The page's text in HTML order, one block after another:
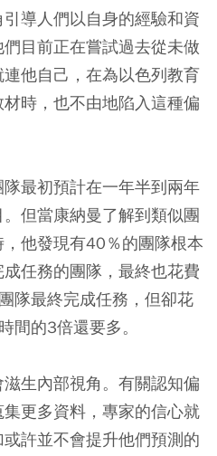
導人們以自身的經驗和資
目前正在嘗試過去從未做
他自己，在為以色列教育
時，也不由地陷入這種偏
最初預計在一年半到兩年
但當康納曼了解到類似團
他發現有40％的團隊根本
任務的團隊，最終也花費
隊最終完成任務，但卻花
間的3倍還要多。
生內部視角。有關認知偏
更多資料，專家的信心就
許並不會提升他們預測的